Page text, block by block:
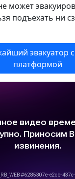
может
подъехать ни
эвакуатор
платформой